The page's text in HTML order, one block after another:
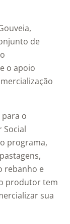
de
o apoio
para o
Social
programa,
rebanho e
produtor tem
sua